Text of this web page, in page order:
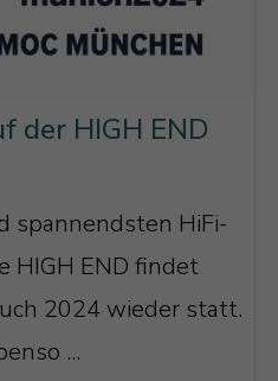
der HIGH END
spannendsten HiFi-
HIGH END findet
2024 wieder statt.
...